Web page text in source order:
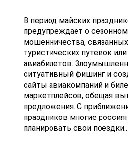
В период майских
предупреждает о сезонном
мошенничества,
туристических путевок
авиабилетов.
ситуативный фишинг и
сайты авиакомпаний и
маркетплейсов, обещая
предложения. С
праздников многие
планировать свои